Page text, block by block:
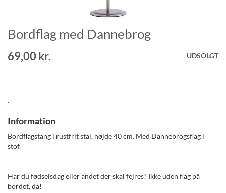
Gå
til
starten
af
Bordflag med Dannebrog
69,00 kr. UDSOLGT
.
Information
Bordflagstang i rustfrit stål, højde 40 cm. Med Dannebrogsflag i
stof.
Har du fødselsdag eller andet der skal fejres? Ikke uden flag på
bordet, da!